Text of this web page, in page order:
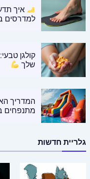
איך
למדרסים
שלך
המדריך
מתנפחים
גלריית חדשות